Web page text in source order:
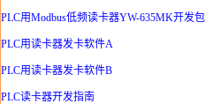
PLC用Modbus低频读卡器YW-635MK开发包
PLC用读卡器发卡软件A
PLC用读卡器发卡软件B
PLC读卡器开发指南